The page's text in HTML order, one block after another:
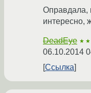
Оправдала,
интересно,
DeadEye
06.10.2014
Ссылка